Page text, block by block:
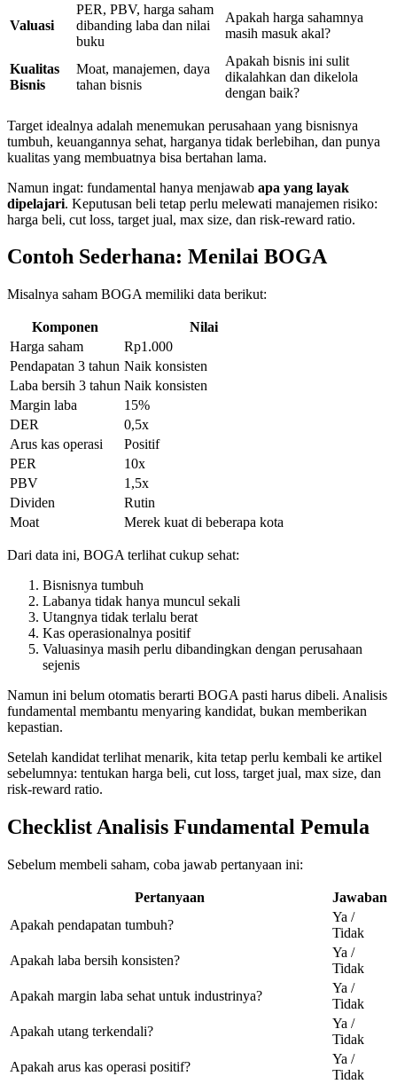
Valuasi
PER, PBV, harga saham
dibanding laba dan nilai
buku
Apakah harga sahamnya
masih masuk akal?
Kualitas
Bisnis
Moat, manajemen, daya
tahan bisnis
Apakah bisnis ini sulit
dikalahkan dan dikelola
dengan baik?
Target idealnya adalah menemukan perusahaan yang bisnisnya
tumbuh, keuangannya sehat, harganya tidak berlebihan, dan punya
kualitas yang membuatnya bisa bertahan lama.
Namun ingat: fundamental hanya menjawab apa yang layak
dipelajari. Keputusan beli tetap perlu melewati manajemen risiko:
harga beli, cut loss, target jual, max size, dan risk-reward ratio.
Contoh Sederhana: Menilai BOGA
Misalnya saham BOGA memiliki data berikut:
Komponen
Nilai
Harga saham
Rp1.000
Pendapatan 3 tahun Naik konsisten
Laba bersih 3 tahun Naik konsisten
Margin laba
15%
DER
0,5x
Arus kas operasi
Positif
PER
10x
PBV
1,5x
Dividen
Rutin
Moat
Merek kuat di beberapa kota
Dari data ini, BOGA terlihat cukup sehat:
Bisnisnya tumbuh
Labanya tidak hanya muncul sekali
Utangnya tidak terlalu berat
Kas operasionalnya positif
Valuasinya masih perlu dibandingkan dengan perusahaan
sejenis
Namun ini belum otomatis berarti BOGA pasti harus dibeli. Analisis
fundamental membantu menyaring kandidat, bukan memberikan
kepastian.
Setelah kandidat terlihat menarik, kita tetap perlu kembali ke artikel
sebelumnya: tentukan harga beli, cut loss, target jual, max size, dan
risk-reward ratio.
Checklist Analisis Fundamental Pemula
Sebelum membeli saham, coba jawab pertanyaan ini:
Pertanyaan
Jawaban
Apakah pendapatan tumbuh?
Ya /
Tidak
Apakah laba bersih konsisten?
Ya /
Tidak
Apakah margin laba sehat untuk industrinya?
Ya /
Tidak
Apakah utang terkendali?
Ya /
Tidak
Apakah arus kas operasi positif?
Ya /
Tidak